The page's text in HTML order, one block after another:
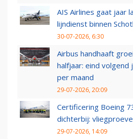
AIS Airlines gaat jaar
lijndienst binnen
30-07-2026, 6:30
Airbus handhaaft
halfjaar: eind volgend
per maand
29-07-2026, 20:09
Certificering Boeing
dichterbij:
29-07-2026, 14:09